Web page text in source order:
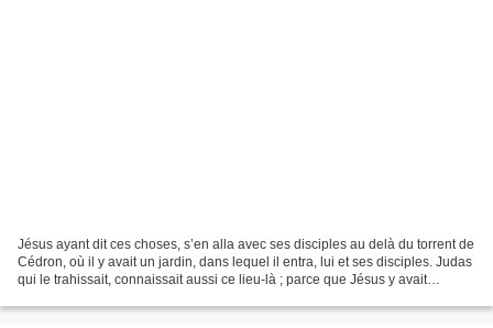
Jésus ayant dit ces choses, s’en alla avec ses disciples au delà du torrent de
Cédron, où il y avait un jardin, dans lequel il entra, lui et ses disciples. Judas
qui le trahissait, connaissait aussi ce lieu-là ; parce que Jésus y avait